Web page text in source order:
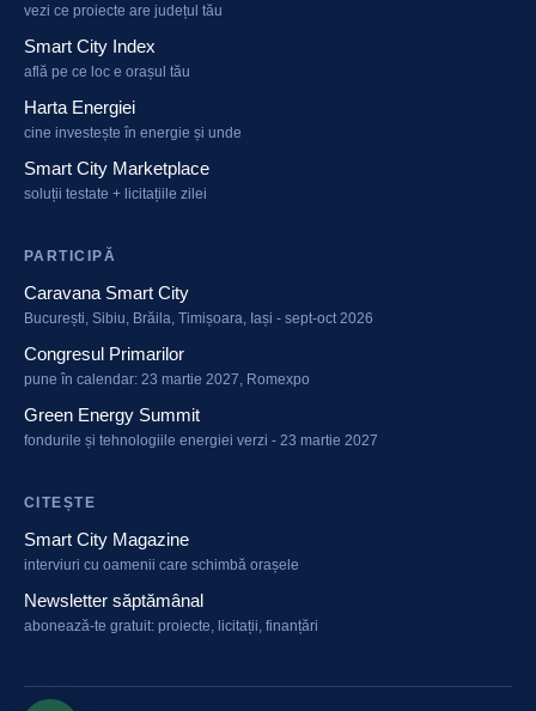
vezi ce proiecte are județul tău
Smart City Index
află pe ce loc e orașul tău
Harta Energiei
cine investește în energie și unde
Smart City Marketplace
soluții testate + licitațiile zilei
PARTICIPĂ
Caravana Smart City
București, Sibiu, Brăila, Timișoara, Iași - sept-oct 2026
Congresul Primarilor
pune în calendar: 23 martie 2027, Romexpo
Green Energy Summit
fondurile și tehnologiile energiei verzi - 23 martie 2027
CITEȘTE
Smart City Magazine
interviuri cu oamenii care schimbă orașele
Newsletter săptămânal
abonează-te gratuit: proiecte, licitații, finanțări